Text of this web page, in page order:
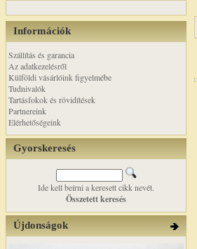
Információk
Szállítás és garancia
Az adatkezelésről
Külföldi vásárlóink figyelmébe
Tudnivalók
Tartásfokok és rövidítések
Partnereink
Elérhetőségeink
Gyorskeresés
Ide kell beírni a keresett cikk nevét.
Összetett keresés
Újdonságok